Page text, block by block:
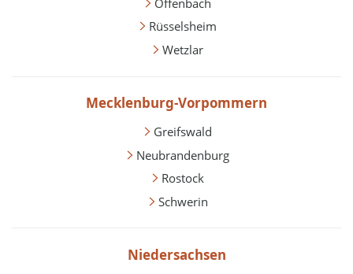
Rüsselsheim
Wetzlar
Mecklenburg-Vorpommern
Greifswald
Neubrandenburg
Rostock
Schwerin
Niedersachsen